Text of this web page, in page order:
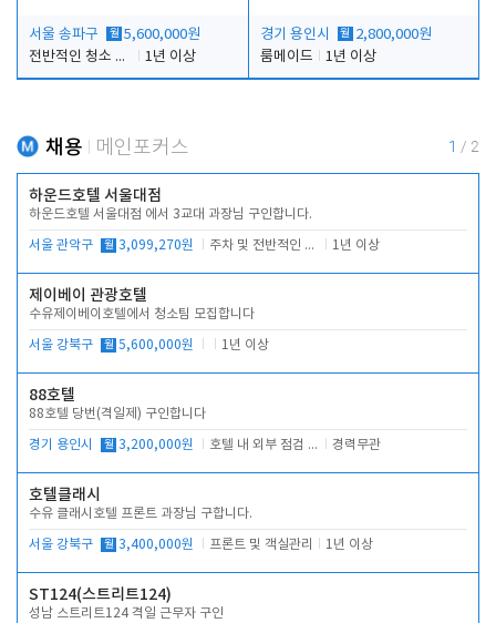
서울 송파구 월 5,600,000원
전반적인 청소 업무(객실청소.객실정리)
1년 이상
경기 용인시 월 2,800,000원
룸메이드
1년 이상
채용 메인포커스 1 / 2
하운드호텔 서울대점
하운드호텔 서울대점 에서 3교대 과장님 구인합니다.
서울 관악구 월 3,099,270원 주차 및 전반적인 당번업무 1년 이상
제이베이 관광호텔
수유제이베이호텔에서 청소팀 모집합니다
서울 강북구 월 5,600,000원 1년 이상
88호텔
88호텔 당번(격일제) 구인합니다
경기 용인시 월 3,200,000원 호텔 내 외부 점검 및 프런트 운영 경력무관
호텔클래시
수유 클래시호텔 프론트 과장님 구합니다.
서울 강북구 월 3,400,000원 프론트 및 객실관리 1년 이상
ST124(스트리트124)
성남 스트리트124 격일 근무자 구인